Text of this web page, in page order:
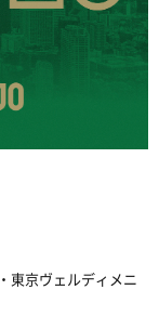
東京ヴェルディメニ